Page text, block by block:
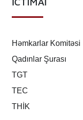
Həmkarlar Komitəsi
Qadınlar Şurası
TGT
TEC
THİK